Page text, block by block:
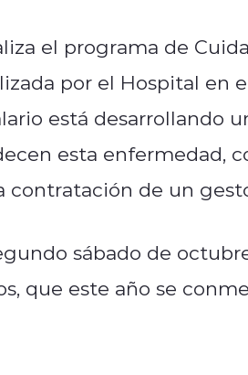
el programa de
por el Hospital en
está desarrollando
esta enfermedad,
contratación de un
sábado de
que este año se